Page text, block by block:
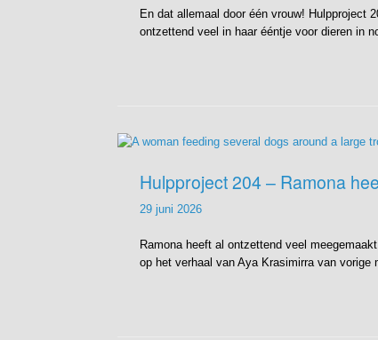
En dat allemaal door één vrouw! Hulpproject
ontzettend veel in haar ééntje voor dieren in
Hulpproject 204 – Ramona
29 juni 2026
Ramona heeft al ontzettend veel
op het verhaal van Aya Krasimirra van vorige